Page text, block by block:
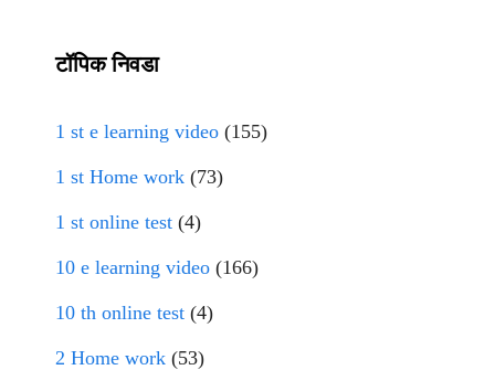
टॉपिक निवडा
1 st e learning video (155)
1 st Home work (73)
1 st online test (4)
10 e learning video (166)
10 th online test (4)
2 Home work (53)